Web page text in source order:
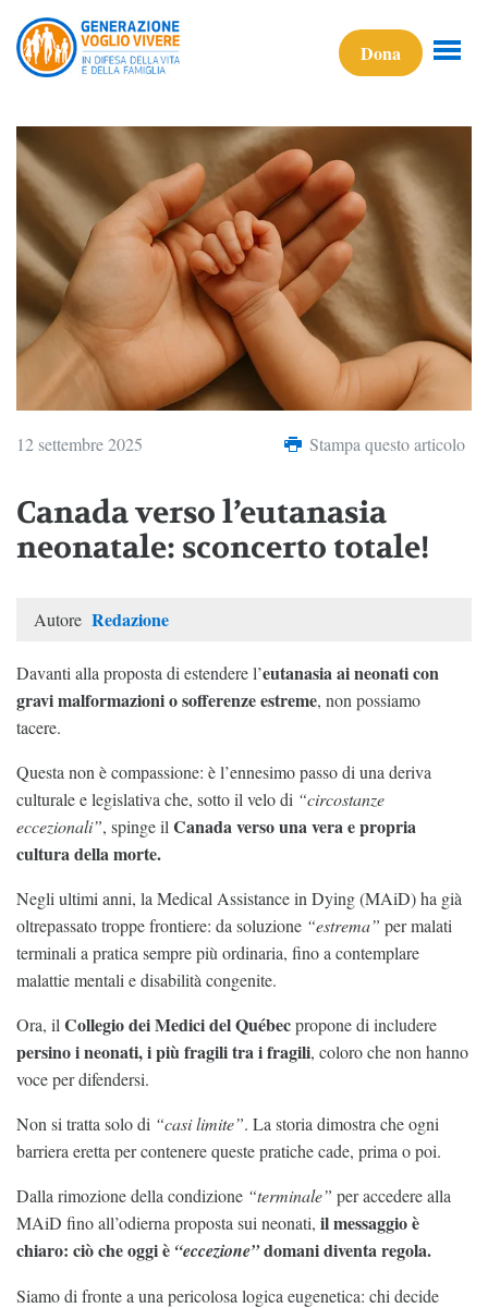
Dona
12 settembre 2025 Stampa questo articolo
Canada verso l’eutanasia
neonatale: sconcerto totale!
Autore Redazione
Davanti alla proposta di estendere l’eutanasia ai neonati con
gravi malformazioni o sofferenze estreme, non possiamo
tacere.
Questa non è compassione: è l’ennesimo passo di una deriva
culturale e legislativa che, sotto il velo di “circostanze
eccezionali”, spinge il Canada verso una vera e propria
cultura della morte.
Negli ultimi anni, la Medical Assistance in Dying (MAiD) ha già
oltrepassato troppe frontiere: da soluzione “estrema” per malati
terminali a pratica sempre più ordinaria, fino a contemplare
malattie mentali e disabilità congenite.
Ora, il Collegio dei Medici del Québecpropone di includere
persino i neonati, i più fragili tra i fragili, coloro che non hanno
voce per difendersi.
Non si tratta solo di “casi limite”. La storia dimostra che ogni
barriera eretta per contenere queste pratiche cade, prima o poi.
Dalla rimozione della condizione “terminale” per accedere alla
MAiD fino all’odierna proposta sui neonati, il messaggio è
chiaro: ciò che oggi è “eccezione”domani diventa regola.
Siamo di fronte a una pericolosa logica eugenetica: chi decide